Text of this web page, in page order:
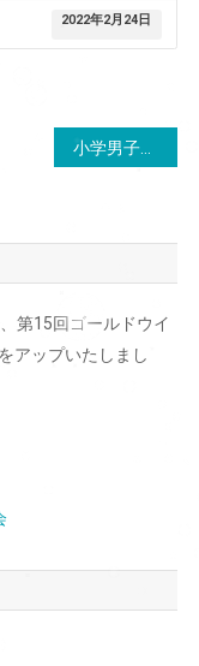
2022年2月24日
第15回ゴールドウイ
アップいたしまし